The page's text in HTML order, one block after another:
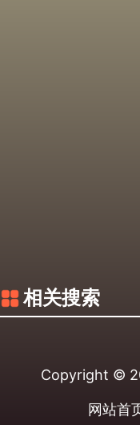
相关搜索
Copyright ©
网站首